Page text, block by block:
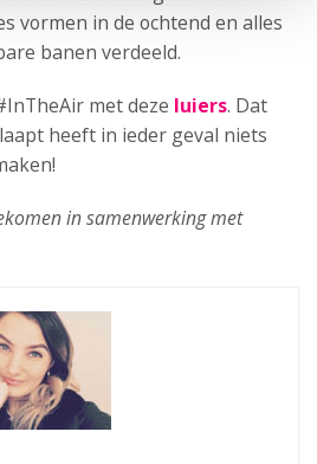
vormen in de ochtend en alles
banen verdeeld.
met deze luiers. Dat
heeft in ieder geval niets
in samenwerking met